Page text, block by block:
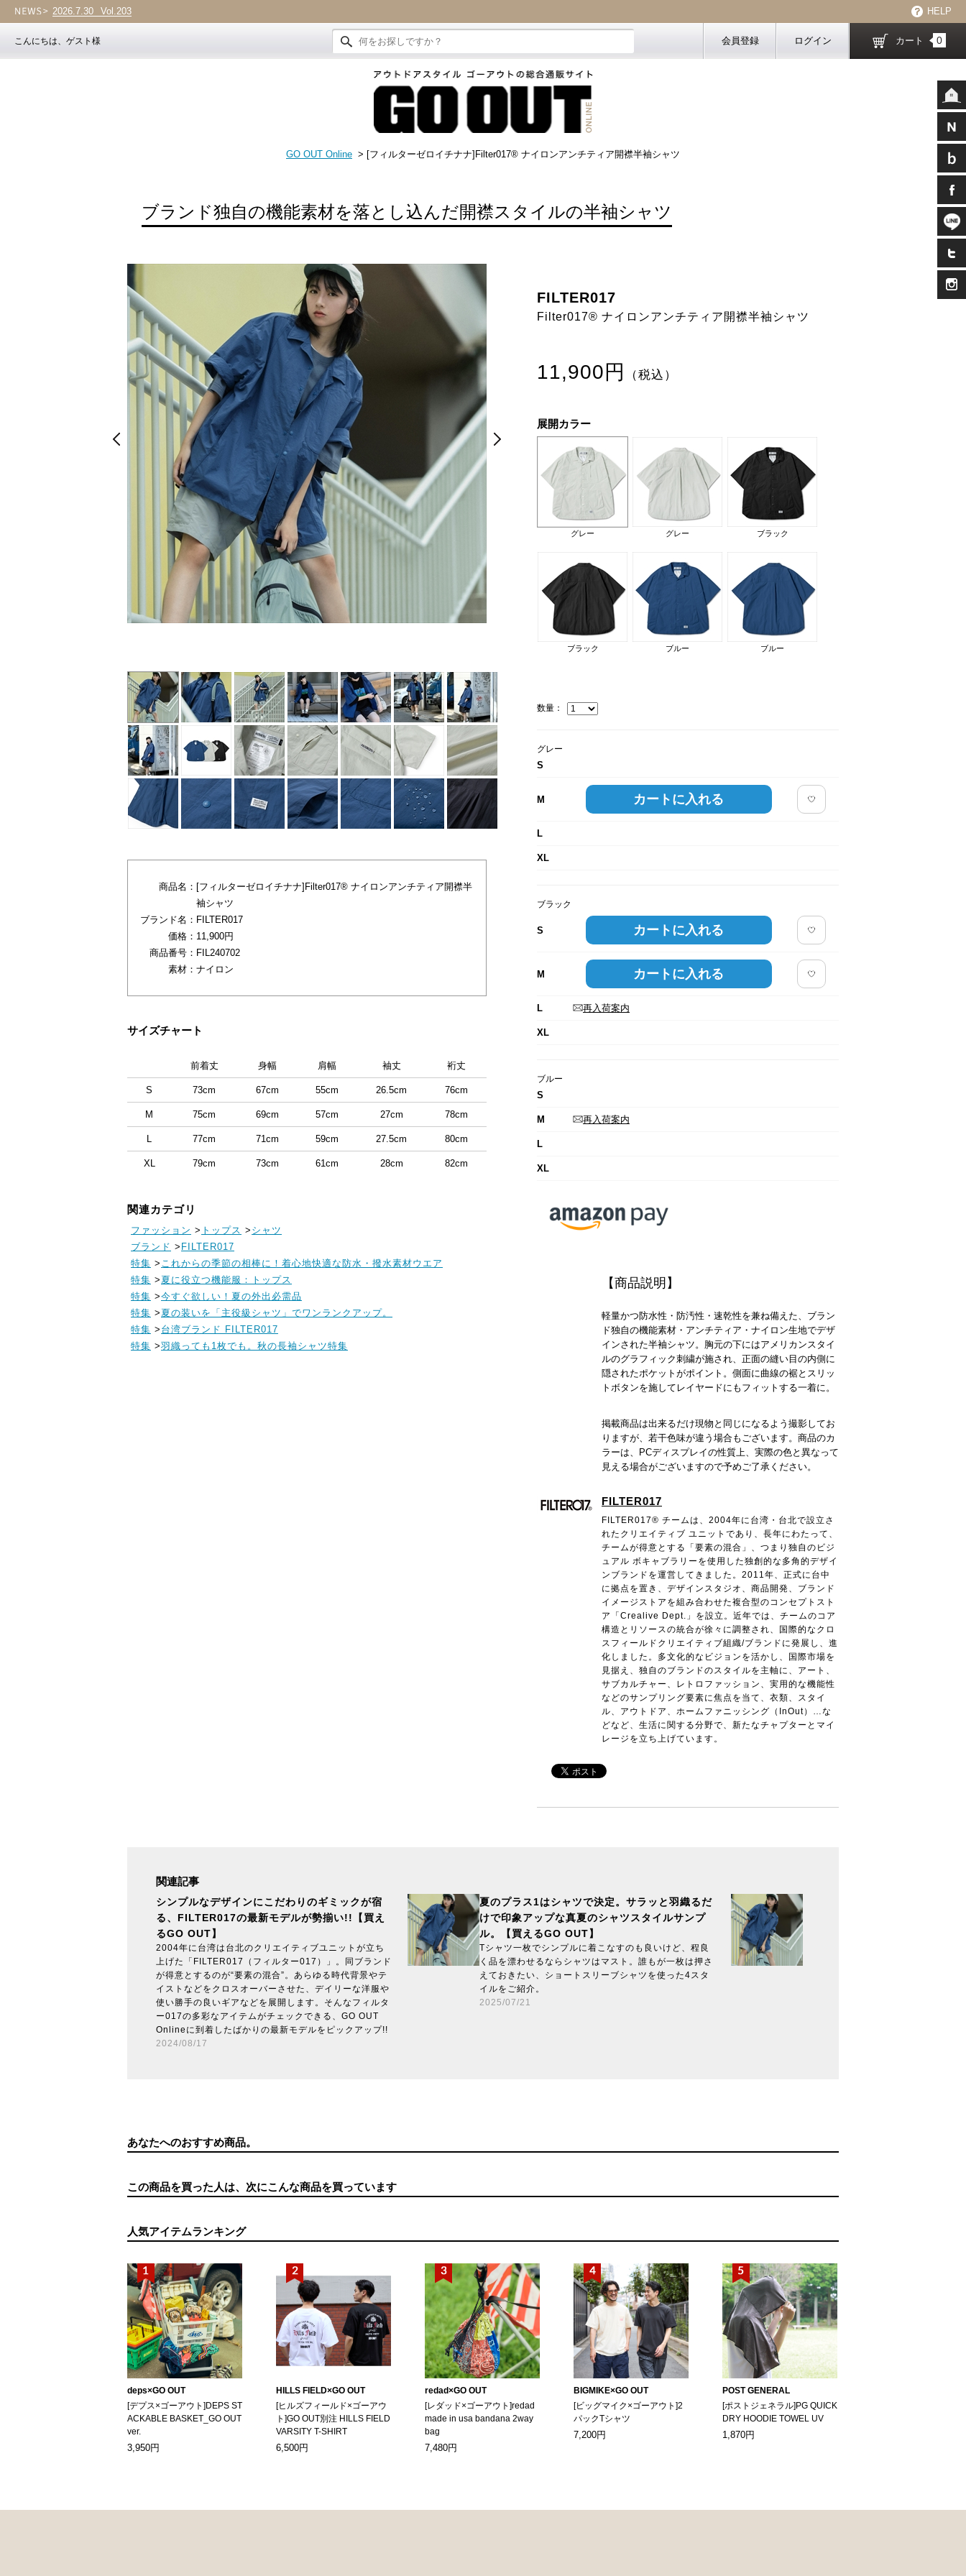
2026.7.30 Vol.203 HELP
こんにちは、ゲスト様 会員登録 ログイン カート 0
GO OUT Online > [フィルターゼロイチナナ]Filter017® ナイロンアンチティア開襟半袖シャツ
ブランド独自の機能素材を落とし込んだ開襟スタイルの半袖シャツ
FILTER017
Filter017® ナイロンアンチティア開襟半袖シャツ
11,900円 （税込）
展開カラー
グレー グレー ブラック
ブラック ブルー ブルー
数量：
グレー
S
M カートに入れる
L
XL
ブラック
S カートに入れる
M カートに入れる
L 再入荷案内
XL
ブルー
S
M 再入荷案内
L
XL
【商品説明】
軽量かつ防水性・防汚性・速乾性を兼ね備えた、ブラン
ド独自の機能素材・アンチティア・ナイロン生地でデザ
インされた半袖シャツ。胸元の下にはアメリカンスタイ
ルのグラフィック刺繍が施され、正面の縫い目の内側に
隠されたポケットがポイント。側面に曲線の裾とスリッ
トボタンを施してレイヤードにもフィットする一着に。
掲載商品は出来るだけ現物と同じになるよう撮影してお
りますが、若干色味が違う場合もございます。商品のカ
ラーは、PCディスプレイの性質上、実際の色と異なって
見える場合がございますので予めご了承ください。
FILTER017
FILTER017® チームは、2004年に台湾・台北で設立さ
れたクリエイティブ ユニットであり、長年にわたって、
チームが得意とする「要素の混合」、つまり独自のビジ
ュアル ボキャブラリーを使用した独創的な多角的デザイ
ンブランドを運営してきました。2011年、正式に台中
に拠点を置き、デザインスタジオ、商品開発、ブランド
イメージストアを組み合わせた複合型のコンセプトスト
ア「Crealive Dept.」を設立。近年では、チームのコア
構造とリソースの統合が徐々に調整され、国際的なクロ
スフィールドクリエイティブ組織/ブランドに発展し、進
化しました。多文化的なビジョンを活かし、国際市場を
見据え、独自のブランドのスタイルを主軸に、アート、
サブカルチャー、レトロファッション、実用的な機能性
などのサンプリング要素に焦点を当て、衣類、スタイ
ル、アウトドア、ホームファニッシング（InOut）…な
どなど、生活に関する分野で、新たなチャプターとマイ
レージを立ち上げています。
商品名： [フィルターゼロイチナナ]Filter017® ナイロンアンチティア開襟半
袖シャツ
ブランド名： FILTER017
価格： 11,900円
商品番号： FIL240702
素材： ナイロン
サイズチャート
前着丈 身幅 肩幅 袖丈 裄丈
S 73cm 67cm 55cm 26.5cm 76cm
M 75cm 69cm 57cm 27cm 78cm
L 77cm 71cm 59cm 27.5cm 80cm
XL 79cm 73cm 61cm 28cm 82cm
関連カテゴリ
ファッション > トップス > シャツ
ブランド > FILTER017
特集 > これからの季節の相棒に！着心地快適な防水・撥水素材ウエア
特集 > 夏に役立つ機能服：トップス
特集 >今すぐ欲しい！夏の外出必需品
特集 > 夏の装いを「主役級シャツ」でワンランクアップ。
特集 > 台湾ブランド FILTER017
特集 >羽織っても1枚でも。秋の長袖シャツ特集
関連記事
シンプルなデザインにこだわりのギミックが宿
る、FILTER017の最新モデルが勢揃い!!【買え
るGO OUT】
2004年に台湾は台北のクリエイティブユニットが立ち
上げた「FILTER017（フィルター017）」。同ブランド
が得意とするのが“要素の混合”。あらゆる時代背景やテ
イストなどをクロスオーバーさせた、デイリーな洋服や
使い勝手の良いギアなどを展開します。そんなフィルタ
ー017の多彩なアイテムがチェックできる、GO OUT
Onlineに到着したばかりの最新モデルをピックアップ!!
2024/08/17
夏のプラス1はシャツで決定。サラッと羽織るだ
けで印象アップな真夏のシャツスタイルサンプ
ル。【買えるGO OUT】
Tシャツ一枚でシンプルに着こなすのも良いけど、程良
く品を漂わせるならシャツはマスト。誰もが一枚は押さ
えておきたい、ショートスリーブシャツを使った4スタ
イルをご紹介。
2025/07/21
あなたへのおすすめ商品。
この商品を買った人は、次にこんな商品を買っています
人気アイテムランキング
deps×GO OUT
[デプス×ゴーアウト]DEPS ST
ACKABLE BASKET_GO OUT
ver.
3,950円
HILLS FIELD×GO OUT
[ヒルズフィールド×ゴーアウ
ト]GO OUT別注 HILLS FIELD
VARSITY T-SHIRT
6,500円
redad×GO OUT
[レダッド×ゴーアウト]redad
made in usa bandana 2way
bag
7,480円
BIGMIKE×GO OUT
[ビッグマイク×ゴーアウト]2
パックTシャツ
7,200円
POST GENERAL
[ポストジェネラル]PG QUICK
DRY HOODIE TOWEL UV
1,870円